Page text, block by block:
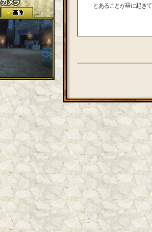
とあることが昼に起き